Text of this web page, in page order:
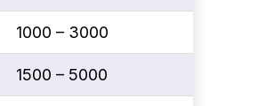
1000 – 3000
1500 – 5000